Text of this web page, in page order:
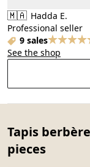
🇲🇦 Hadda E.
Professional seller
9 sales
See the shop
Tapis
pieces